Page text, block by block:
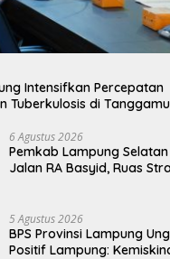
Intensifkan Percepatan
Tuberkulosis di
6 Agustus 2026
Pemkab Lampung
Jalan RA Basyid, Ruas
5 Agustus 2026
BPS Provinsi Lampung
Positif Lampung: